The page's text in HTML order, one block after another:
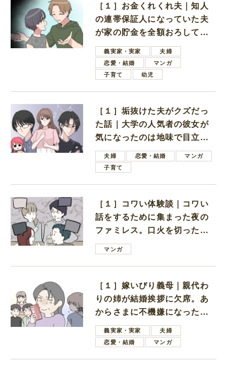
［１］お金くれくれ夫｜知人
の連帯保証人になっていた夫
が家の貯金を全額おろしてほ
しいと言ってきた
義実家・実家
夫婦
恋愛・結婚
マンガ
子育て
幼児
［１］垢抜けた夫がクズだっ
た話｜大学の人気者の彼女が
気になったのは地味で目立た
ない男子学生
夫婦 恋愛・結婚
マンガ
子育て
［１］コワい体験談｜コワい
話をするために集まった夜の
ファミレス。口火を切ったの
は電車好きの男の子ママ
マンガ
［１］嫁いびり義母｜親代わ
りの姉が結婚挨拶に欠席。あ
からさまに不機嫌になった義
母義実家・実家
夫婦
恋愛・結婚
マンガ